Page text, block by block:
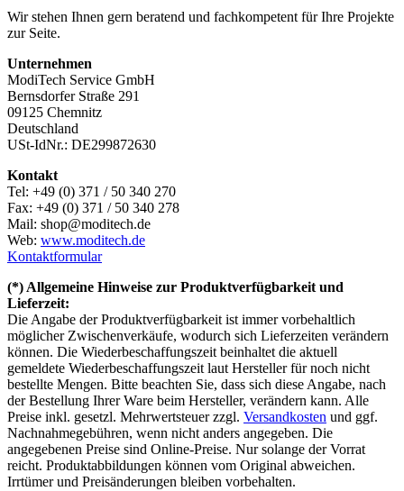
Wir stehen Ihnen gern beratend und fachkompetent für Ihre Projekte
zur Seite.
Unternehmen
ModiTech Service GmbH
Bernsdorfer Straße 291
09125 Chemnitz
Deutschland
USt-IdNr.: DE299872630
Kontakt
Tel: +49 (0) 371 / 50 340 270
Fax: +49 (0) 371 / 50 340 278
Mail: shop@moditech.de
Web: www.moditech.de
Kontaktformular
(*) Allgemeine Hinweise zur Produktverfügbarkeit und
Lieferzeit:
Die Angabe der Produktverfügbarkeit ist immer vorbehaltlich
möglicher Zwischenverkäufe, wodurch sich Lieferzeiten verändern
können. Die Wiederbeschaffungszeit beinhaltet die aktuell
gemeldete Wiederbeschaffungszeit laut Hersteller für noch nicht
bestellte Mengen. Bitte beachten Sie, dass sich diese Angabe, nach
der Bestellung Ihrer Ware beim Hersteller, verändern kann. Alle
Preise inkl. gesetzl. Mehrwertsteuer zzgl. Versandkosten und ggf.
Nachnahmegebühren, wenn nicht anders angegeben. Die
angegebenen Preise sind Online-Preise. Nur solange der Vorrat
reicht. Produktabbildungen können vom Original abweichen.
Irrtümer und Preisänderungen bleiben vorbehalten.